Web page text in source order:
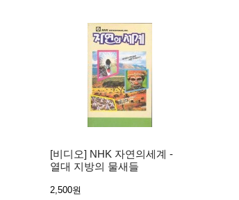
[비디오] NHK 자연의세계 -
열대 지방의 물새들
2,500원